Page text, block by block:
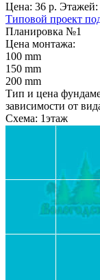
Цена: 36 р. Этажей:
Типовой проект
Планировка №1
Цена монтажа:
100 mm
150 mm
200 mm
Тип и цена
зависимости от
Схема: 1этаж